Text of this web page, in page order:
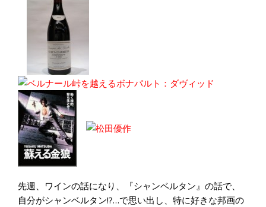
先週、ワインの話になり、『シャンベルタン』の話で、
自分がシャンベルタン!?…で思い出し、特に好きな邦画の